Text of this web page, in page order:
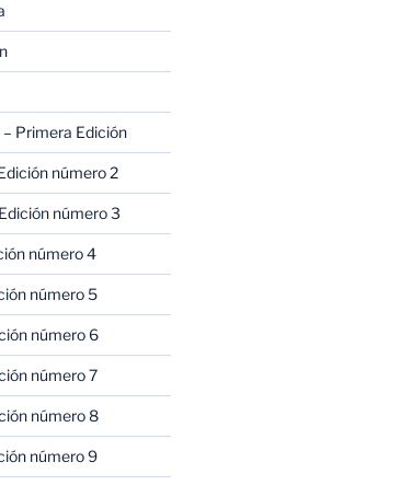
Primera Edición
número 2
número 3
número 4
número 5
número 6
número 7
número 8
número 9